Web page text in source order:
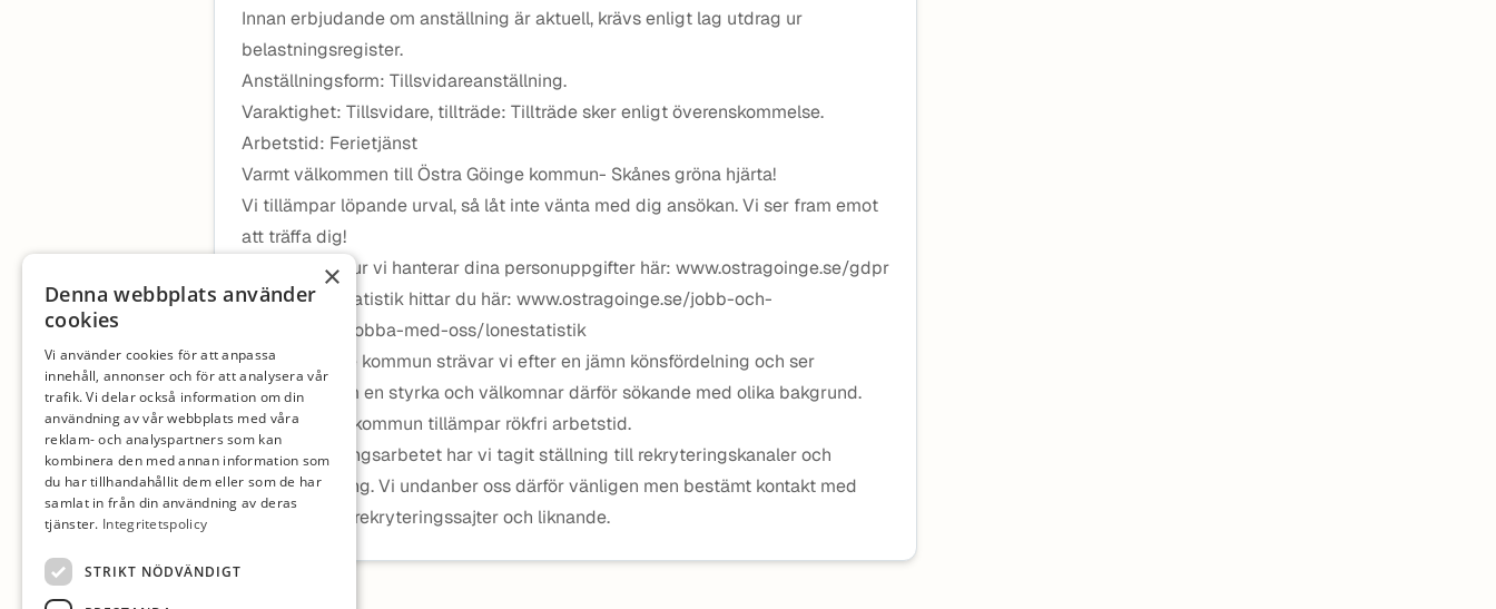
Innan erbjudande om anställning är aktuell, krävs enligt lag utdrag ur
belastningsregister.
Anställningsform: Tillsvidareanställning.
Varaktighet: Tillsvidare, tillträde: Tillträde sker enligt överenskommelse.
Arbetstid: Ferietjänst
Varmt välkommen till Östra Göinge kommun- Skånes gröna hjärta!
Vi tillämpar löpande urval, så låt inte vänta med dig ansökan. Vi ser fram emot
att träffa dig!
Läs mer om hur vi hanterar dina personuppgifter här: www.ostragoinge.se/gdpr
Aktuell lönestatistik hittar du här: www.ostragoinge.se/jobb-och-
foretagande/jobba-med-oss/lonestatistik
I Östra Göinge kommun strävar vi efter en jämn könsfördelning och ser
mångfald som en styrka och välkomnar därför sökande med olika bakgrund.
Östra Göinge kommun tillämpar rökfri arbetstid.
Inför rekryteringsarbetet har vi tagit ställning till rekryteringskanaler och
marknadsföring. Vi undanber oss därför vänligen men bestämt kontakt med
mediesäljare, rekryteringssajter och liknande.
×
Denna webbplats använder
cookies
Vi använder cookies för att anpassa
innehåll, annonser och för att analysera vår
trafik. Vi delar också information om din
användning av vår webbplats med våra
reklam- och analyspartners som kan
kombinera den med annan information som
du har tillhandahållit dem eller som de har
samlat in från din användning av deras
tjänster. Integritetspolicy
STRIKT NÖDVÄNDIGT